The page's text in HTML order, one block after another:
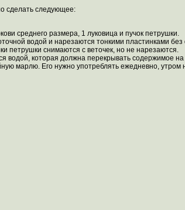
сделать следующее:
среднего размера, 1 луковица и пучок петрушки.
водой и нарезаются тонкими пластинками без
петрушки снимаются с веточек, но не нарезаются.
водой, которая должна перекрывать содержимое
марлю. Его нужно употреблять ежедневно,